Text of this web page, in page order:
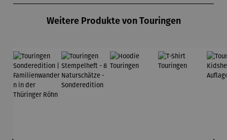
Weitere Produkte von Touringen